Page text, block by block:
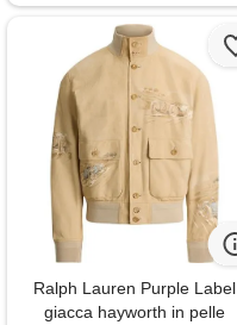
Ralph Lauren Purple Label
giacca hayworth in pelle